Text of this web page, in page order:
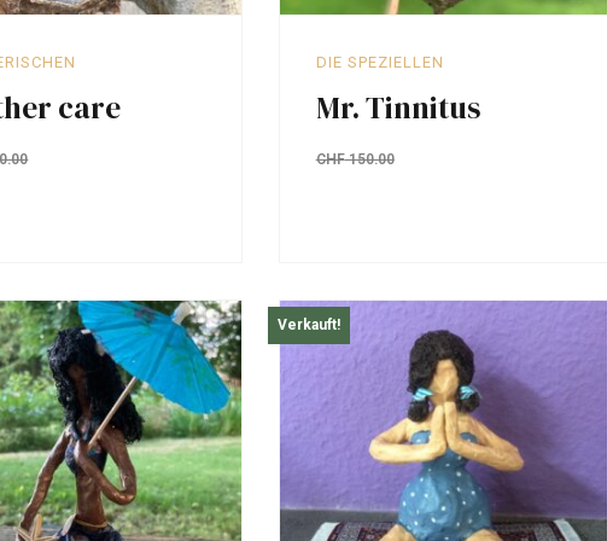
care
DIE SPEZIELLEN
Mr. Tinnitus
CHF150.00
Verkauft!